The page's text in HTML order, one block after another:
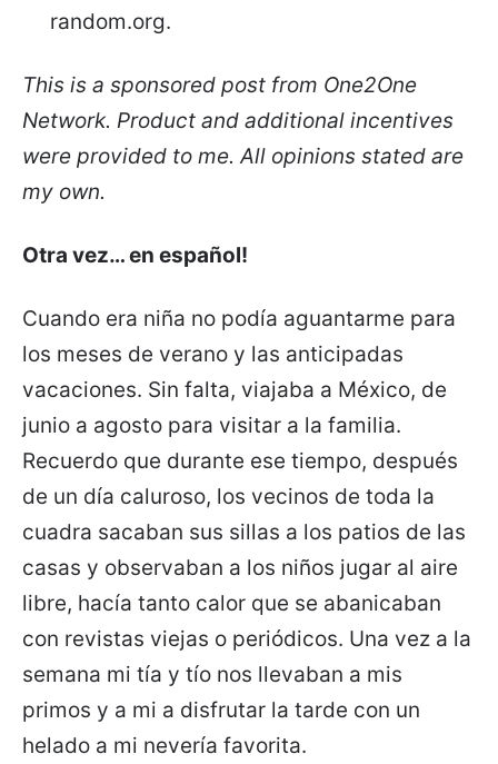
random.org.
This is a sponsored post from One2One
Network. Product and additional incentives
were provided to me. All opinions stated are
my own.
Otra vez… en español!
Cuando era niña no podía aguantarme para
los meses de verano y las anticipadas
vacaciones. Sin falta, viajaba a México, de
junio a agosto para visitar a la familia.
Recuerdo que durante ese tiempo, después
de un día caluroso, los vecinos de toda la
cuadra sacaban sus sillas a los patios de las
casas y observaban a los niños jugar al aire
libre, hacía tanto calor que se abanicaban
con revistas viejas o periódicos. Una vez a la
semana mi tía y tío nos llevaban a mis
primos y a mi a disfrutar la tarde con un
helado a mi nevería favorita.